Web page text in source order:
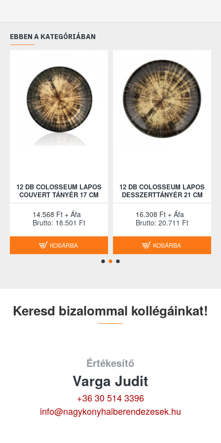
EBBEN A KATEGÓRIÁBAN
12 DB COLOSSEUM LAPOS
COUVERT TÁNYÉR 17 CM
14.568 Ft + Áfa
Brutto: 18.501 Ft
KOSÁRBA
12 DB COLOSSEUM LAPOS
DESSZERTTÁNYÉR 21 CM
16.308 Ft + Áfa
Brutto: 20.711 Ft
KOSÁRBA
Keresd bizalommal kollégáinkat!
Értékesítő
Varga Judit
+36 30 514 3396
info@nagykonyhaiberendezesek.hu